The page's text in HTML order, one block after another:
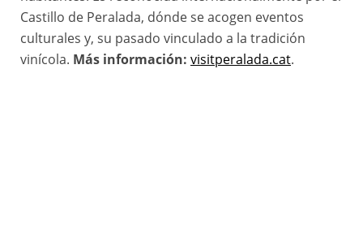
Castillo de Peralada, dónde se acogen eventos
culturales y, su pasado vinculado a la tradición
vinícola. Más información: visitperalada.cat.